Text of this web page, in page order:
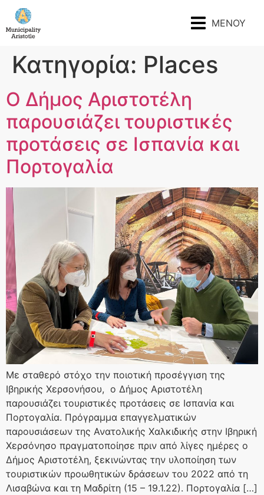
ΜΕΝΟΥ
Κατηγορία: Places
Ο Δήμος Αριστοτέλη
παρουσιάζει τουριστικές
προτάσεις σε Ισπανία και
Πορτογαλία
Με σταθερό στόχο την ποιοτική προσέγγιση της
Ιβηρικής Χερσονήσου, ο Δήμος Αριστοτέλη
παρουσιάζει τουριστικές προτάσεις σε Ισπανία και
Πορτογαλία. Πρόγραμμα επαγγελματικών
παρουσιάσεων της Ανατολικής Χαλκιδικής στην Ιβηρική
Χερσόνησο πραγματοποίησε πριν από λίγες ημέρες ο
Δήμος Αριστοτέλη, ξεκινώντας την υλοποίηση των
τουριστικών προωθητικών δράσεων του 2022 από τη
Λισαβώνα και τη Μαδρίτη (15 – 19.1.22). Πορτογαλία […]